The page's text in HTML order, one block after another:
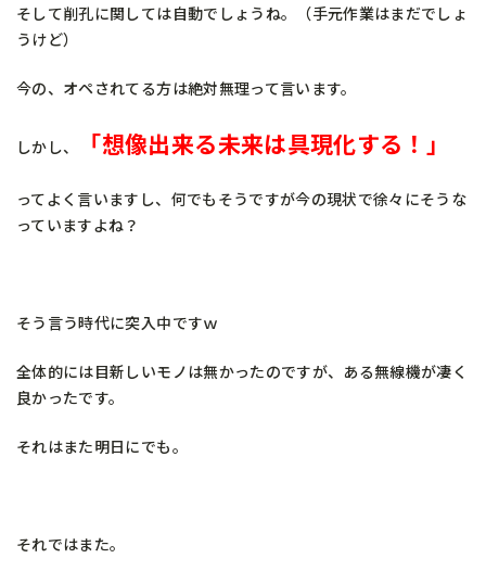
そして削孔に関しては自動でしょうね。（手元作業はまだでしょ
うけど）
今の、オペされてる方は絶対無理って言います。
しかし、 「想像出来る未来は具現化する！」
ってよく言いますし、何でもそうですが今の現状で徐々にそうな
っていますよね？
そう言う時代に突入中ですｗ
全体的には目新しいモノは無かったのですが、ある無線機が凄く
良かったです。
それはまた明日にでも。
それではまた。